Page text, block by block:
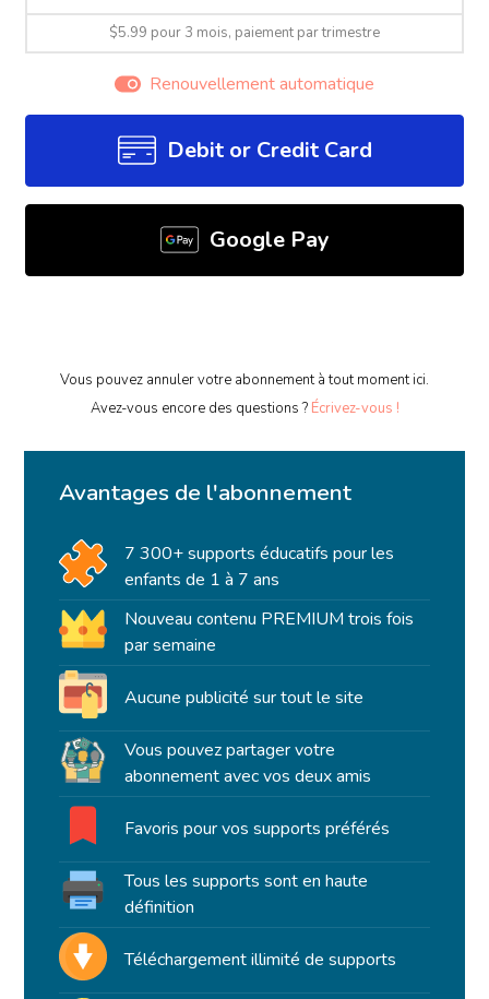
$5.99 pour 3 mois, paiement par trimestre
Renouvellement automatique
Debit or Credit Card
Google Pay
Vous pouvez annuler votre abonnement à tout moment ici.
Avez-vous encore des questions ? Écrivez-vous !
Avantages de l'abonnement
7 300+ supports éducatifs pour les
enfants de 1 à 7 ans
Nouveau contenu PREMIUM trois fois
par semaine
Aucune publicité sur tout le site
Vous pouvez partager votre
abonnement avec vos deux amis
Favoris pour vos supports préférés
Tous les supports sont en haute
définition
Téléchargement illimité de supports